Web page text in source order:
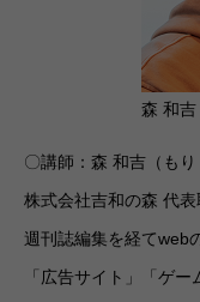
森 和吉
〇講師：森 和吉（もり
株式会社吉和の森 代表
週刊誌編集を経てweb
「広告サイト」「ゲ